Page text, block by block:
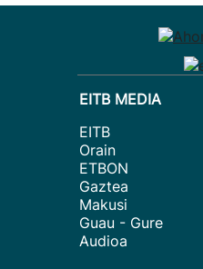
EITB MEDIA
EITB
Orain
ETBON
Gaztea
Makusi
Guau - Gure
Audioa